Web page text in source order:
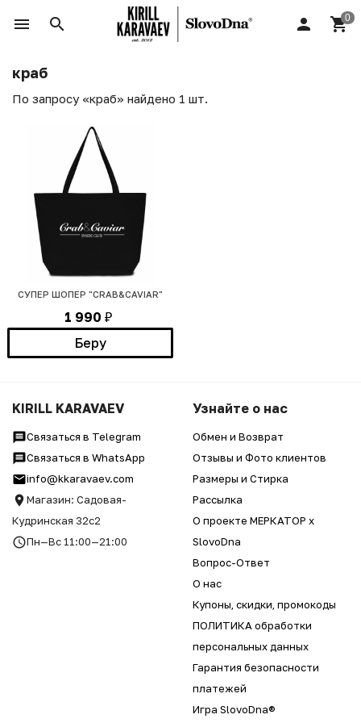
краб
По запросу «краб» найдено 1 шт.
СУПЕР ШОПЕР "CRAB&CAVIAR"
1 990 ₽
Беру
KIRILL KARAVAEV
Связаться в Telegram
Связаться в WhatsApp
info@kkaravaev.com
Магазин: Садовая-
Кудринская 32с2
Пн—Вс 11:00—21:00
Узнайте о нас
Обмен и Возврат
Отзывы и Фото клиентов
Размеры и Стирка
Рассылка
О проекте МЕРКАТОР x
SlovoDna
Вопрос-Ответ
О нас
Купоны, скидки, промокоды
ПОЛИТИКА обработки
персональных данных
Гарантия безопасности
платежей
Игра SlovoDna®